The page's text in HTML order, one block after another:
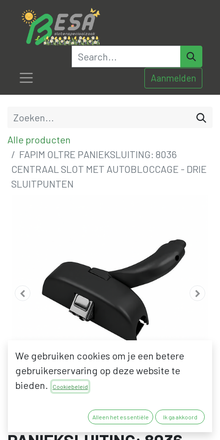
Aanmelden
Alle producten
FAPIM OLTRE PANIEKSLUITING: 8036
CENTRAAL SLOT MET AUTOBLOCCAGE - DRIE
SLUITPUNTEN
FAPIM OLTRE
We gebruiken cookies om je een betere
gebruikerservaring op deze website te
bieden.
Cookiebeleid
Alleen het essentiële Ik ga akkoord